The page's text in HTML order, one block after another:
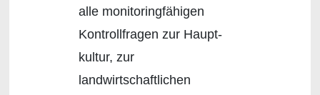
alle monitoringfähigen
Kontrollfragen zur Haupt-
kultur, zur
landwirtschaftlichen